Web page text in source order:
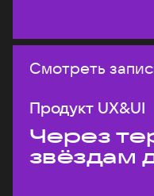
Смотреть
Продукт UX&UI
Через
звёздам